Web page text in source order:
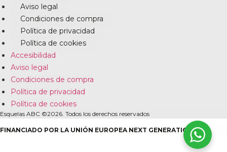
Aviso legal
Condiciones de compra
Política de privacidad
Política de cookies
Accesibilidad
Aviso legal
Condiciones de compra
Política de privacidad
Política de cookies
Esquelas ABC ©2026. Todos los derechos reservados
FINANCIADO POR LA UNIÓN EUROPEA NEXT GENERATION EU